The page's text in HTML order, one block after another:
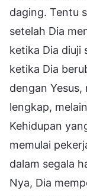
daging. Tentu
setelah Dia
ketika Dia diuji
ketika Dia
dengan
lengkap,
Kehidupan
memulai
dalam segala
Nya, Dia